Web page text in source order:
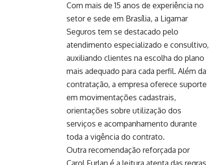
Com mais de 15 anos de experiência no
setor e sede em Brasília, a Ligamar
Seguros tem se destacado pelo
atendimento especializado e consultivo,
auxiliando clientes na escolha do plano
mais adequado para cada perfil. Além da
contratação, a empresa oferece suporte
em movimentações cadastrais,
orientações sobre utilização dos
serviços e acompanhamento durante
toda a vigência do contrato.
Outra recomendação reforçada por